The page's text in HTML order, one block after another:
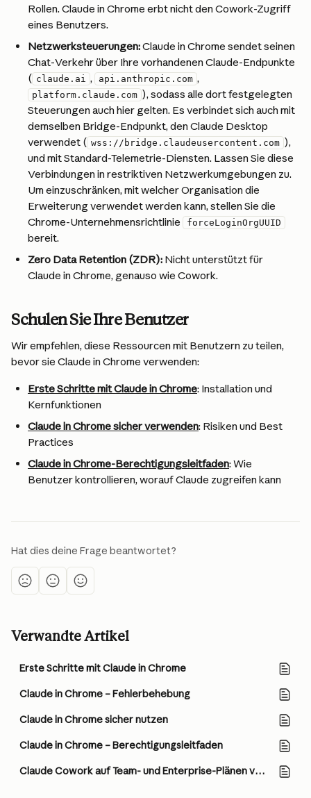
Rollen. Claude in Chrome erbt nicht den Cowork-Zugriff
eines Benutzers.
Netzwerksteuerungen: Claude in Chrome sendet seinen
Chat-Verkehr über Ihre vorhandenen Claude-Endpunkte
( claude.ai , api.anthropic.com ,
platform.claude.com ), sodass alle dort festgelegten
Steuerungen auch hier gelten. Es verbindet sich auch mit
demselben Bridge-Endpunkt, den Claude Desktop
verwendet ( wss://bridge.claudeusercontent.com ),
und mit Standard-Telemetrie-Diensten. Lassen Sie diese
Verbindungen in restriktiven Netzwerkumgebungen zu.
Um einzuschränken, mit welcher Organisation die
Erweiterung verwendet werden kann, stellen Sie die
Chrome-Unternehmensrichtlinie
forceLoginOrgUUID
bereit.
Zero Data Retention (ZDR): Nicht unterstützt für
Claude in Chrome, genauso wie Cowork.
Schulen Sie Ihre Benutzer
Wir empfehlen, diese Ressourcen mit Benutzern zu teilen,
bevor sie Claude in Chrome verwenden:
Erste Schritte mit Claude in Chrome: Installation und
Kernfunktionen
Claude in Chrome sicher verwenden: Risiken und Best
Practices
Claude in Chrome-Berechtigungsleitfaden: Wie
Benutzer kontrollieren, worauf Claude zugreifen kann
Hat dies deine Frage beantwortet?
Verwandte Artikel
Erste Schritte mit Claude in Chrome
Claude in Chrome – Fehlerbehebung
Claude in Chrome sicher nutzen
Claude in Chrome – Berechtigungsleitfaden
Claude Cowork auf Team- und Enterprise-Plänen verwenden